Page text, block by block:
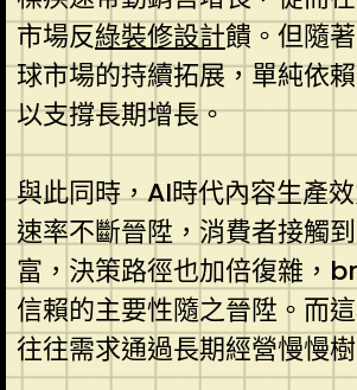
市場反綠裝修設計饋。但隨
球市場的持續拓展，單純依
以支撐長期增長。
與此同時，AI時代內容生產
速率不斷晉陞，消費者接觸
富，決策路徑也加倍復雜，
信賴的主要性隨之晉陞。而
往往需求通過長期經營慢慢樹